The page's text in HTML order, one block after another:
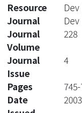
Resource
Dev
Journal
Journal
Volume
228
Journal
Issue
4
Pages
Date